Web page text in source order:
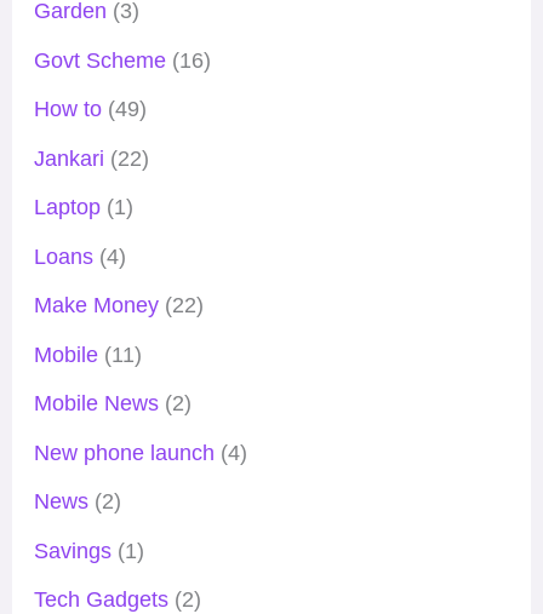
Garden (3)
Govt Scheme(16)
How to(49)
Jankari (22)
Laptop(1)
Loans(4)
Make Money(22)
Mobile(11)
Mobile News(2)
New phone launch (4)
News(2)
Savings(1)
Tech Gadgets(2)